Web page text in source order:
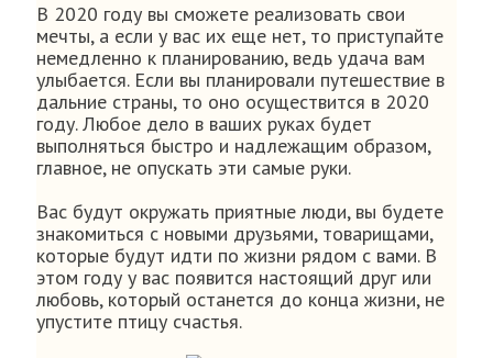
В 2020 году вы сможете реализовать свои
мечты, а если у вас их еще нет, то приступайте
немедленно к планированию, ведь удача вам
улыбается. Если вы планировали путешествие в
дальние страны, то оно осуществится в 2020
году. Любое дело в ваших руках будет
выполняться быстро и надлежащим образом,
главное, не опускать эти самые руки.
Вас будут окружать приятные люди, вы будете
знакомиться с новыми друзьями, товарищами,
которые будут идти по жизни рядом с вами. В
этом году у вас появится настоящий друг или
любовь, который останется до конца жизни, не
упустите птицу счастья.